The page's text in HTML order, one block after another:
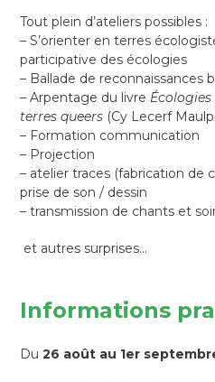
Tout plein d’ateliers possibles :
– S’orienter en terres
participative des écologies
– Ballade de reconnaissances
– Arpentage du livre
terres queers (Cy Lecerf
– Formation communication
– Projection
– atelier traces (fabrication de
prise de son / dessin
– transmission de chants et
et autres surprises…
Informations
Du 26 août au 1er